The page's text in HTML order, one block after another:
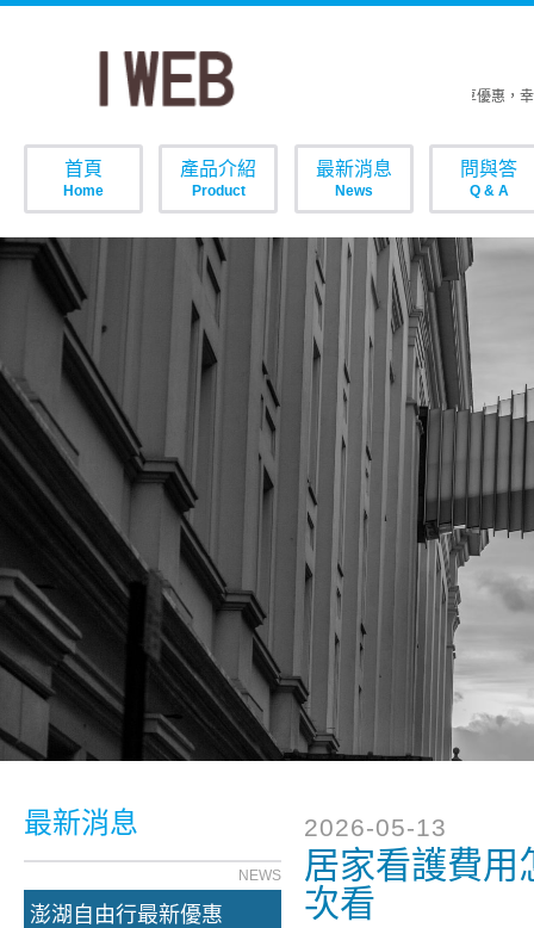
歡樂周年慶電話預約享優惠，
首頁
Home
產品介紹
Product
最新消息
News
問與答
Q & A
最新消息
NEWS
澎湖自由行最新優惠
2026-05-13
居家看護費用
次看